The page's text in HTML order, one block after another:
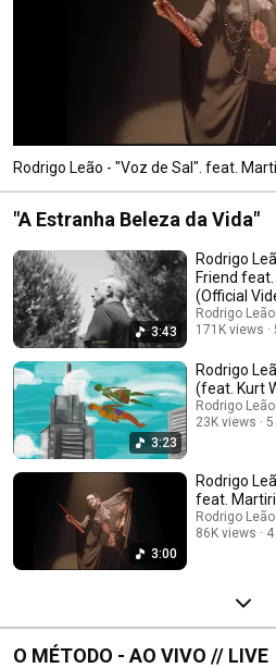
Rodrigo Leão - "Voz de Sal". feat.
"A Estranha Beleza da Vida"
3:43
Rodrigo
Friend
(Official
Rodrigo Leão
171K views
3:23
Rodrigo
(feat. Kurt
Rodrigo Leão
23K views
5
3:00
Rodrigo
feat.
Rodrigo Leão
86K views
O MÉTODO - AO VIVO // LIVE